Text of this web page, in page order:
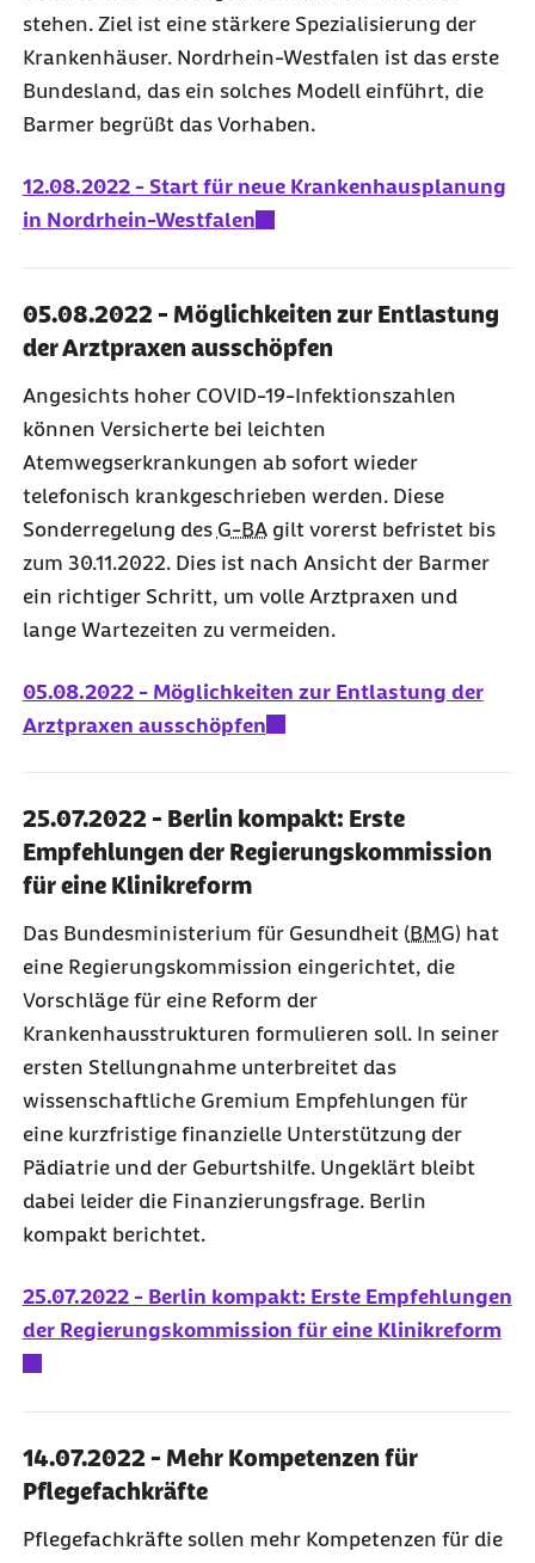
stehen. Ziel ist eine stärkere Spezialisierung der
Krankenhäuser. Nordrhein-Westfalen ist das erste
Bundesland, das ein solches Modell einführt, die
Barmer begrüßt das Vorhaben.
12.08.2022 - Start für neue Krankenhausplanung
in Nordrhein-Westfalen
05.08.2022 - Möglichkeiten zur Entlastung
der Arztpraxen ausschöpfen
Angesichts hoher COVID-19-Infektionszahlen
können Versicherte bei leichten
Atemwegserkrankungen ab sofort wieder
telefonisch krankgeschrieben werden. Diese
Sonderregelung des G-BAgilt vorerst befristet bis
zum 30.11.2022. Dies ist nach Ansicht der Barmer
ein richtiger Schritt, um volle Arztpraxen und
lange Wartezeiten zu vermeiden.
05.08.2022 - Möglichkeiten zur Entlastung der
Arztpraxen ausschöpfen
25.07.2022 - Berlin kompakt: Erste
Empfehlungen der Regierungskommission
für eine Klinikreform
Das Bundesministerium für Gesundheit (BMG) hat
eine Regierungskommission eingerichtet, die
Vorschläge für eine Reform der
Krankenhausstrukturen formulieren soll. In seiner
ersten Stellungnahme unterbreitet das
wissenschaftliche Gremium Empfehlungen für
eine kurzfristige finanzielle Unterstützung der
Pädiatrie und der Geburtshilfe. Ungeklärt bleibt
dabei leider die Finanzierungsfrage. Berlin
kompakt berichtet.
25.07.2022 - Berlin kompakt: Erste Empfehlungen
der Regierungskommission für eine Klinikreform
14.07.2022 - Mehr Kompetenzen für
Pflegefachkräfte
Pflegefachkräfte sollen mehr Kompetenzen für die